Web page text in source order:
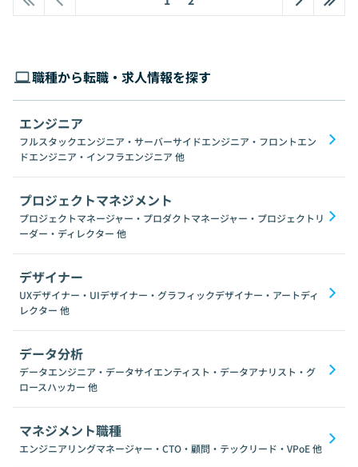
職種から転職・求人情報を探す
エンジニア
フルスタックエンジニア・サーバーサイドエンジニア・フロントエン
ドエンジニア・インフラエンジニア 他
プロジェクトマネジメント
プロジェクトマネージャー・プロダクトマネージャー・プロジェクトリ
ーダー・ディレクター 他
デザイナー
UXデザイナー・UIデザイナー・グラフィックデザイナー・アートディ
レクター 他
データ分析
データエンジニア・データサイエンティスト・データアナリスト・グ
ロースハッカー 他
マネジメント職種
エンジニアリングマネージャー・CTO・顧問・テックリード・VPoE他